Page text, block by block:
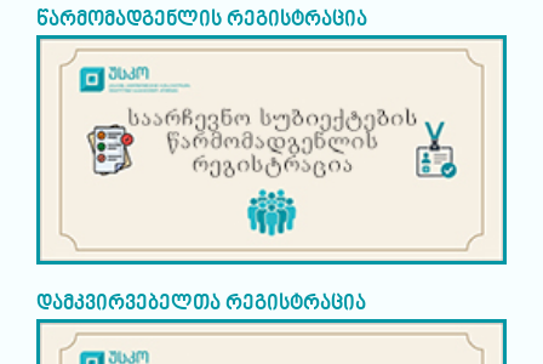
წარმომადგენლის რეგისტრაცია
დამკვირვებელთა რეგისტრაცია